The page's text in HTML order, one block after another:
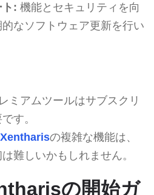
ト: 機能とセキュリティを向
的なソフトウェア更新を行い
ミアムツールはサブスクリ
す。
の複雑な機能は、
難しいかもしれません。
の開始ガ